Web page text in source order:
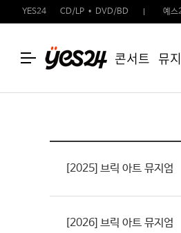
YES24 CD/LP DVD/BD 예스
콘서트 뮤
[2025] 브릭 아트 뮤지엄
[2026] 브릭 아트 뮤지엄